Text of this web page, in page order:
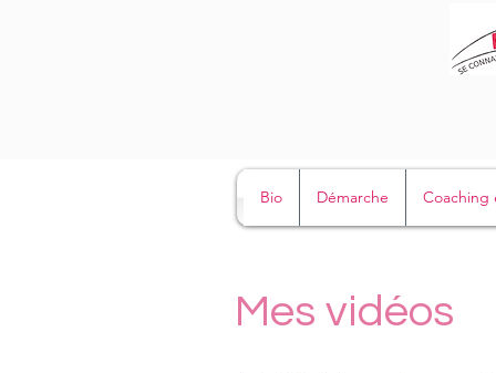
Bio Démarche Coaching
Mes vidéos